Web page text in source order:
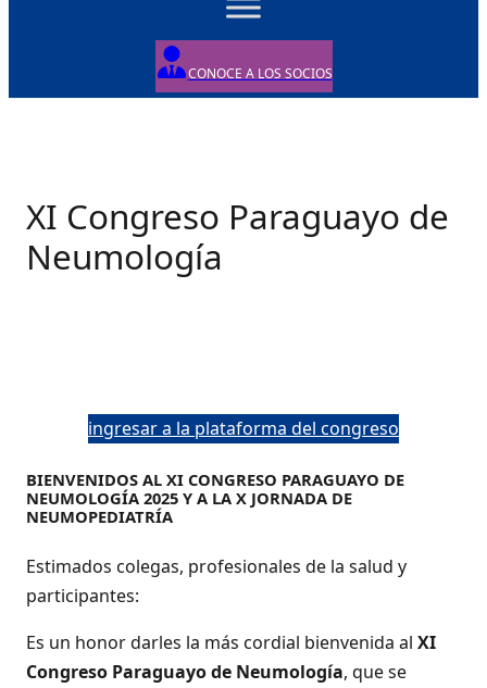
CONOCE A LOS SOCIOS
XI Congreso Paraguayo de
Neumología
ingresar a la plataforma del congreso
BIENVENIDOS AL XI CONGRESO PARAGUAYO DE
NEUMOLOGÍA 2025 Y A LA X JORNADA DE
NEUMOPEDIATRÍA
Estimados colegas, profesionales de la salud y
participantes:
Es un honor darles la más cordial bienvenida al XI
Congreso Paraguayo de Neumología, que se